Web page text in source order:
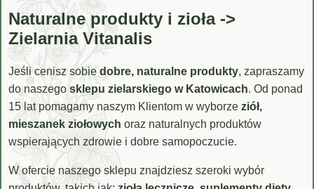
Naturalne produkty i zioła ->
Zielarnia Vitanalis
Jeśli cenisz sobie dobre, naturalne produkty, zapraszamy
do naszego sklepu zielarskiego w Katowicach. Od ponad
15 lat pomagamy naszym Klientom w wyborze ziół,
mieszanek ziołowych oraz naturalnych produktów
wspierających zdrowie i dobre samopoczucie.
W ofercie naszego sklepu znajdziesz szeroki wybór